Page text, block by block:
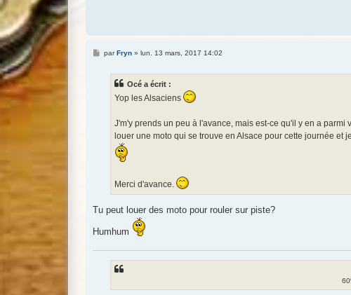
MparFryn» lun. 13 mars, 2017 14:02
Océ a écrit :
Yop les Alsaciens
J'm'y prends un peu à l'avance, mais est-ce qu'il y en a
louer une moto qui se trouve en Alsace pour cette journée
Merci d'avance.
Tu peut louer des moto pour rouler sur piste?
Humhum